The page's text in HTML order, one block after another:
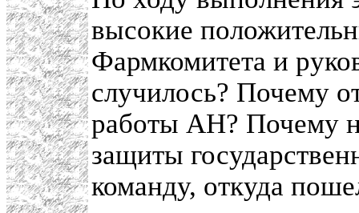
высокие
Фармкомитета и
случилось? Почему
работы АН? Почему
защиты
команду, откуда